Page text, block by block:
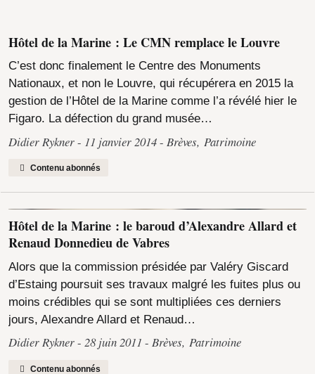
Hôtel de la Marine : Le CMN remplace le Louvre
C’est donc finalement le Centre des Monuments
Nationaux, et non le Louvre, qui récupérera en 2015 la
gestion de l’Hôtel de la Marine comme l’a révélé hier le
Figaro. La défection du grand musée…
Didier Rykner 11 janvier 2014 Brèves, Patrimoine
Contenu abonnés
Hôtel de la Marine : le baroud d’Alexandre Allard et
Renaud Donnedieu de Vabres
Alors que la commission présidée par Valéry Giscard
d’Estaing poursuit ses travaux malgré les fuites plus ou
moins crédibles qui se sont multipliées ces derniers
jours, Alexandre Allard et Renaud…
Didier Rykner 28 juin 2011 Brèves,Patrimoine
Contenu abonnés